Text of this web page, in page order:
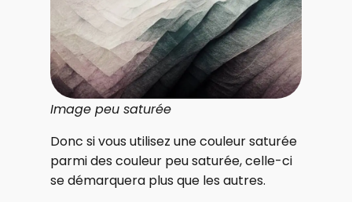
Image peu saturée
Donc si vous utilisez une couleur saturée
parmi des couleur peu saturée, celle-ci
se démarquera plus que les autres.